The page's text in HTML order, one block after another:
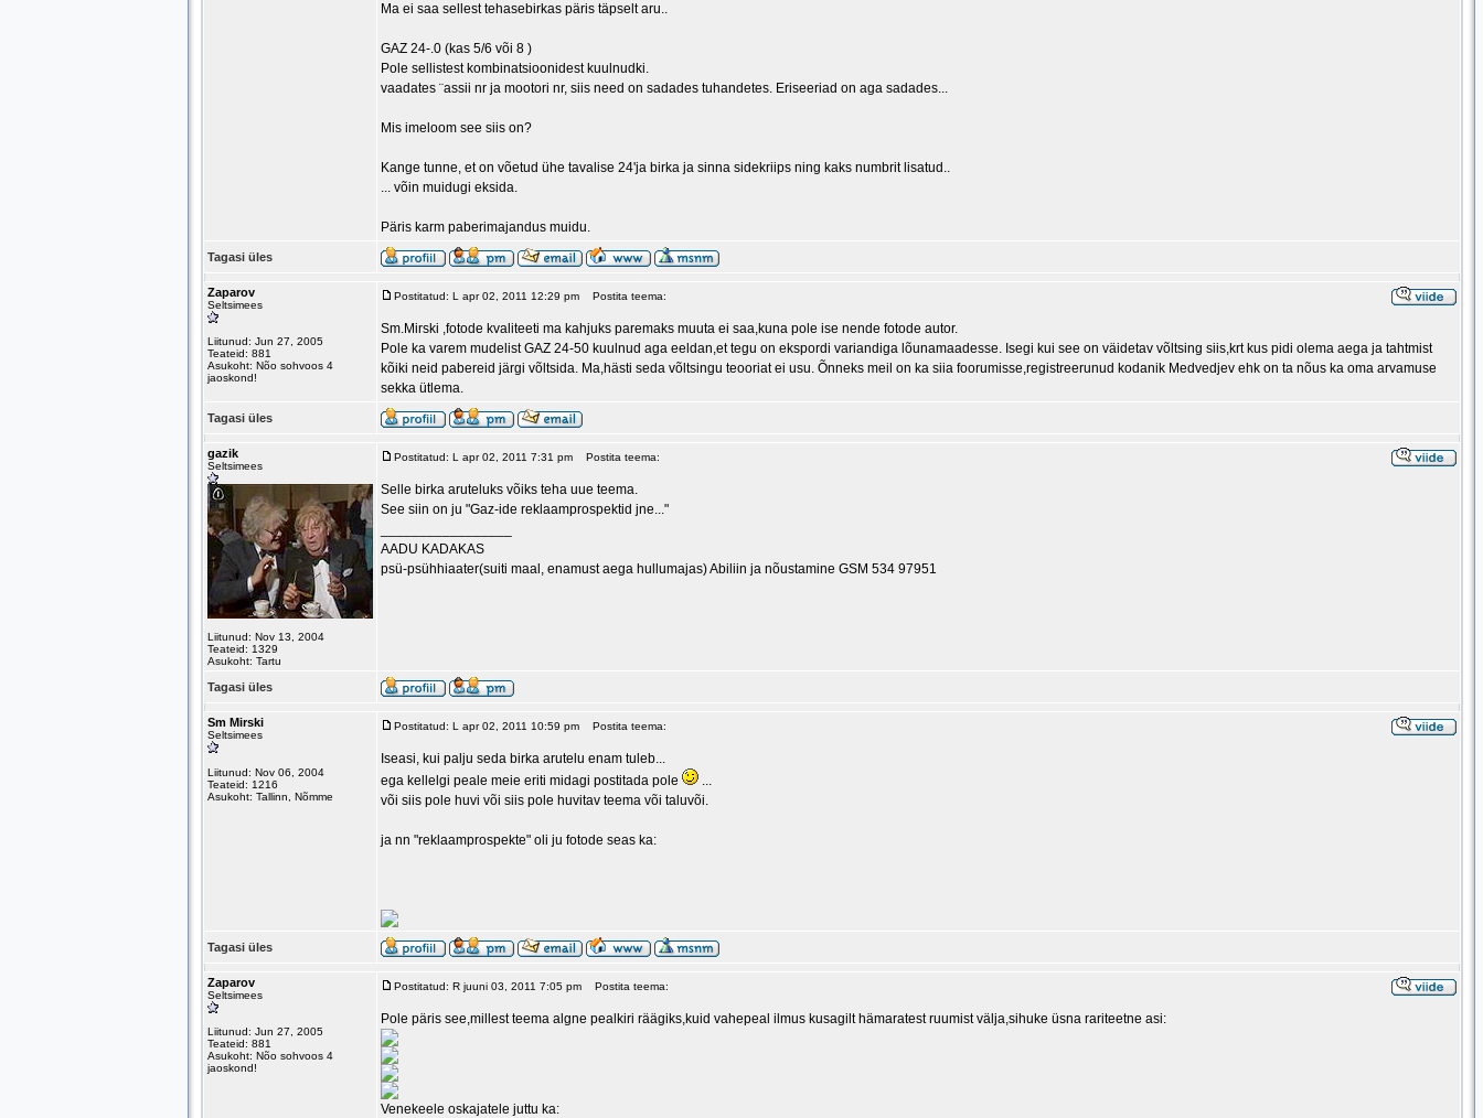
Ma ei saa sellest tehasebirkas päris täpselt aru..
GAZ 24-.0 (kas 5/6 või 8 )
Pole sellistest kombinatsioonidest kuulnudki.
vaadates ¨assii nr ja mootori nr, siis need on sadades tuhandetes. Eriseeriad on aga sadades...
Mis imeloom see siis on?
Kange tunne, et on võetud ühe tavalise 24'ja birka ja sinna sidekriips ning kaks numbrit lisatud..
... võin muidugi eksida.
Päris karm paberimajandus muidu.
Tagasi üles
Zaparov
Seltsimees
Liitunud: Jun 27, 2005
Teateid: 881
Asukoht: Nõo sohvoos 4
jaoskond!
Postitatud: L apr 02, 2011 12:29 pm Postita teema:
Sm.Mirski ,fotode kvaliteeti ma kahjuks paremaks muuta ei saa,kuna pole ise nende fotode autor.
Pole ka varem mudelist GAZ 24-50 kuulnud aga eeldan,et tegu on ekspordi variandiga lõunamaadesse. Isegi kui see on väidetav võltsing siis,krt kus pidi olema aega ja tahtmist
kõiki neid pabereid järgi võltsida. Ma,hästi seda võltsingu teooriat ei usu. Õnneks meil on ka siia foorumisse,registreerunud kodanik Medvedjev ehk on ta nõus ka oma arvamuse
sekka ütlema.
Tagasi üles
gazik
Seltsimees
Liitunud: Nov 13, 2004
Teateid: 1329
Asukoht: Tartu
Postitatud: L apr 02, 2011 7:31 pm Postita teema:
Selle birka aruteluks võiks teha uue teema.
See siin on ju "Gaz-ide reklaamprospektid jne..."
AADU KADAKAS
psü-psühhiaater(suiti maal, enamust aega hullumajas) Abiliin ja nõustamine GSM 534 97951
Tagasi üles
Sm Mirski
Seltsimees
Liitunud: Nov 06, 2004
Teateid: 1216
Asukoht: Tallinn, Nõmme
Postitatud: L apr 02, 2011 10:59 pm Postita teema:
Iseasi, kui palju seda birka arutelu enam tuleb...
ega kellelgi peale meie eriti midagi postitada pole
...
või siis pole huvi või siis pole huvitav teema või taluvõi.
ja nn "reklaamprospekte" oli ju fotode seas ka:
Tagasi üles
Zaparov
Seltsimees
Liitunud: Jun 27, 2005
Teateid: 881
Asukoht: Nõo sohvoos 4
jaoskond!
Postitatud: R juuni 03, 2011 7:05 pm Postita teema:
Pole päris see,millest teema algne pealkiri räägiks,kuid vahepeal ilmus kusagilt hämaratest ruumist välja,sihuke üsna rariteetne asi:
Venekeele oskajatele juttu ka: